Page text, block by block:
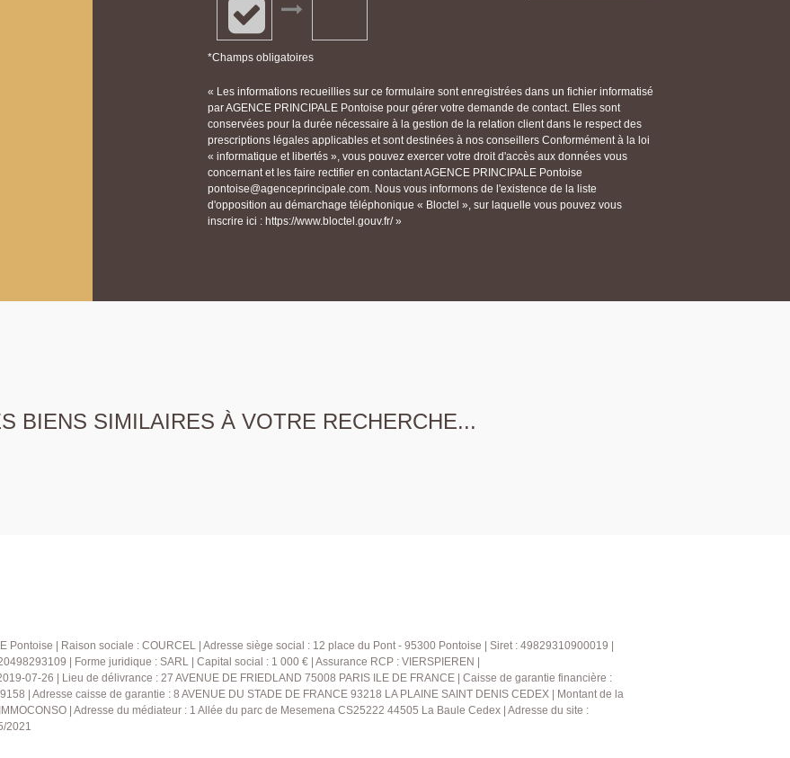
*Champs obligatoires
« Les informations recueillies sur ce formulaire sont enregistrées dans un fichier informatisé
par AGENCE PRINCIPALE Pontoise pour gérer votre demande de contact. Elles sont
conservées pour la durée nécessaire à la gestion de la relation client dans le respect des
prescriptions légales applicables et sont destinées à nos conseillers Conformément à la loi
« informatique et libertés », vous pouvez exercer votre droit d'accès aux données vous
concernant et les faire rectifier en contactant AGENCE PRINCIPALE Pontoise
pontoise@agenceprincipale.com. Nous vous informons de l'existence de la liste
d'opposition au démarchage téléphonique « Bloctel », sur laquelle vous pouvez vous
inscrire ici : https://www.bloctel.gouv.fr/ »
BIENS SIMILAIRES À VOTRE RECHERCHE...
Pontoise | Raison sociale : COURCEL | Adresse siège social : 12 place du Pont - 95300 Pontoise | Siret : 49829310900019 |
| Forme juridique : SARL | Capital social : 1 000 € | Assurance RCP : VIERSPIEREN |
07-26 | Lieu de délivrance : 27 AVENUE DE FRIEDLAND 75008 PARIS ILE DE FRANCE | Caisse de garantie financière :
| Adresse caisse de garantie : 8 AVENUE DU STADE DE FRANCE 93218 LA PLAINE SAINT DENIS CEDEX | Montant de la
| Adresse du médiateur : 1 Allée du parc de Mesemena CS25222 44505 La Baule Cedex | Adresse du site :
2021